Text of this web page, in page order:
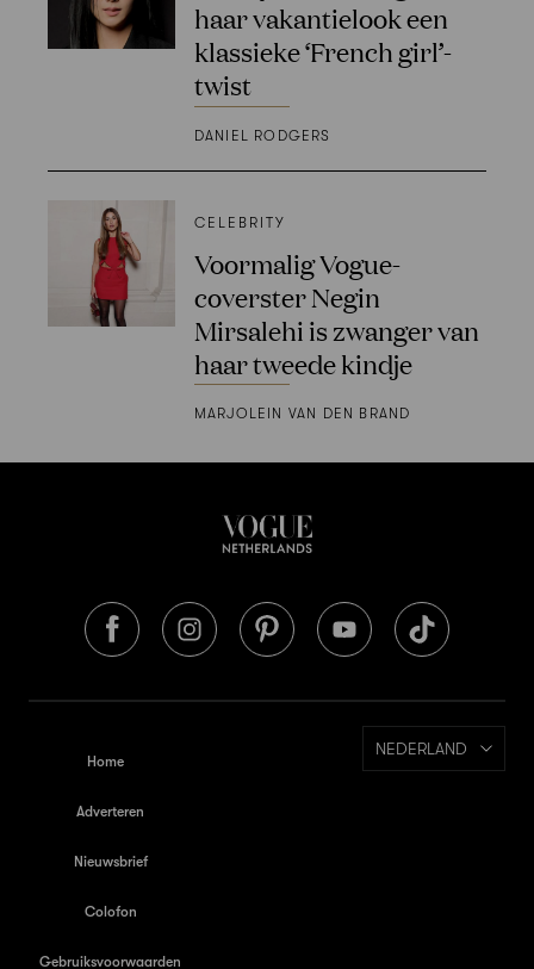
haar vakantielook een
klassieke ‘French girl’-
twist
DANIEL RODGERS
CELEBRITY
Voormalig Vogue-
coverster Negin
Mirsalehi is zwanger van
haar tweede kindje
MARJOLEIN VAN DEN BRAND
Home
Adverteren
Nieuwsbrief
Colofon
Gebruiksvoorwaarden
NEDERLAND